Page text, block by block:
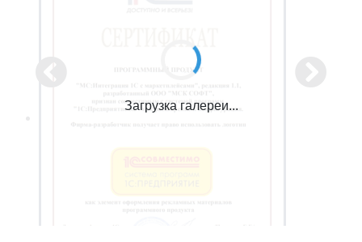
Загрузка галереи...